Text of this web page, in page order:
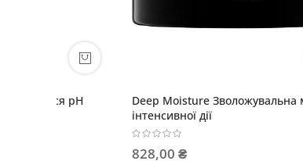
Smooth Perfect Маска для волосся
Ідеальна гладкість